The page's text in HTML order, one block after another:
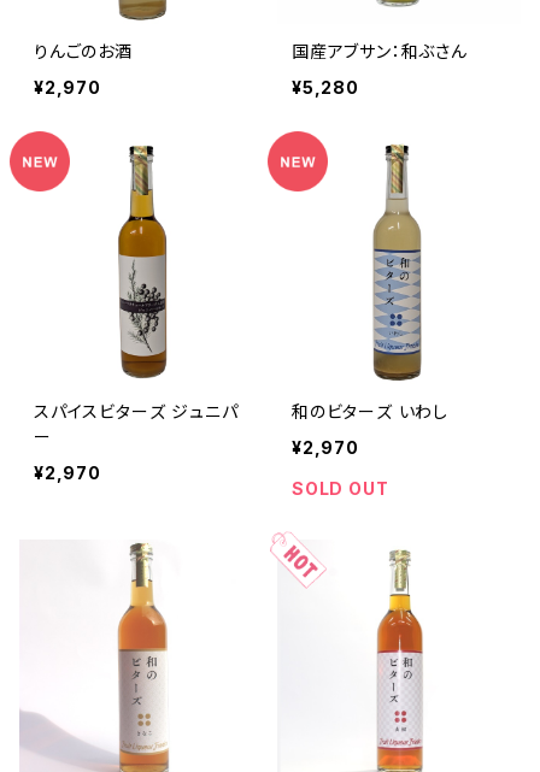
りんごのお酒
¥2,970
国産アブサン：和ぶさん
¥5,280
スパイスビターズ ジュニパ
ー
¥2,970
和のビターズ いわし
¥2,970
SOLD OUT